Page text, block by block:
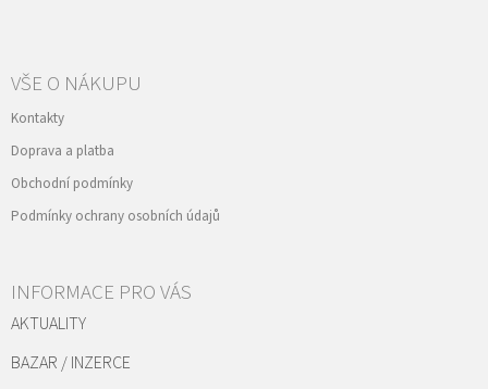
VŠE O NÁKUPU
Kontakty
Doprava a platba
Obchodní podmínky
Podmínky ochrany osobních údajů
INFORMACE PRO VÁS
AKTUALITY
BAZAR / INZERCE